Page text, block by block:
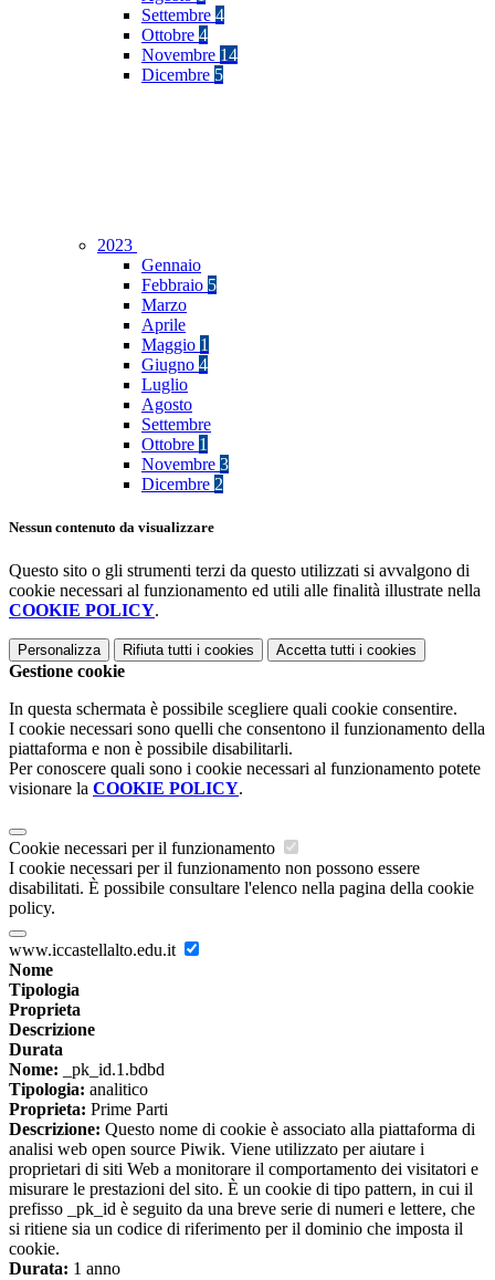
Settembre 4
Ottobre 4
Novembre 14
Dicembre 5
2023
Gennaio
Febbraio 5
Marzo
Aprile
Maggio 1
Giugno 4
Luglio
Agosto
Settembre
Ottobre 1
Novembre 3
Dicembre 2
Nessun contenuto da visualizzare
Questo sito o gli strumenti terzi da questo utilizzati si avvalgono di
cookie necessari al funzionamento ed utili alle finalità illustrate nella
COOKIE POLICY.
Personalizza Rifiuta tutti i cookies Accetta tutti i cookies
Gestione cookie
In questa schermata è possibile scegliere quali cookie consentire.
I cookie necessari sono quelli che consentono il funzionamento della
piattaforma e non è possibile disabilitarli.
Per conoscere quali sono i cookie necessari al funzionamento potete
visionare la COOKIE POLICY.
Cookie necessari per il funzionamento
I cookie necessari per il funzionamento non possono essere
disabilitati. È possibile consultare l'elenco nella pagina della cookie
policy.
www.iccastellalto.edu.it
Nome
Tipologia
Proprieta
Descrizione
Durata
Nome: _pk_id.1.bdbd
Tipologia: analitico
Proprieta: Prime Parti
Descrizione: Questo nome di cookie è associato alla piattaforma di
analisi web open source Piwik. Viene utilizzato per aiutare i
proprietari di siti Web a monitorare il comportamento dei visitatori e
misurare le prestazioni del sito. È un cookie di tipo pattern, in cui il
prefisso _pk_id è seguito da una breve serie di numeri e lettere, che
si ritiene sia un codice di riferimento per il dominio che imposta il
cookie.
Durata: 1 anno